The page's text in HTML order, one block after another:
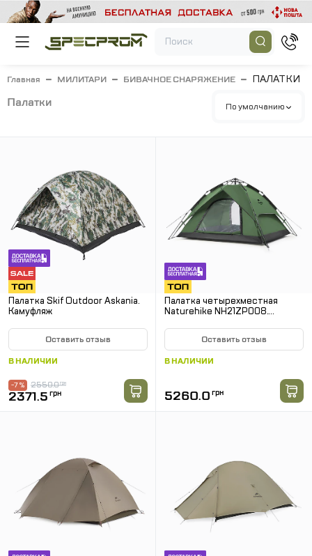
Главная МИЛИТАРИ БИВАЧНОЕ СНАРЯЖЕНИЕ ПАЛАТКИ
палатки По умолчанию
Палатка Skif Outdoor Askania.
Камуфляж
Оставить отзыв
В НАЛИЧИИ
2550.0грн
-7 %
2371.5 грн
Палатка четырехместная
Naturehike NH21ZP008.
Оставить отзыв
В НАЛИЧИИ
5260.0 грн